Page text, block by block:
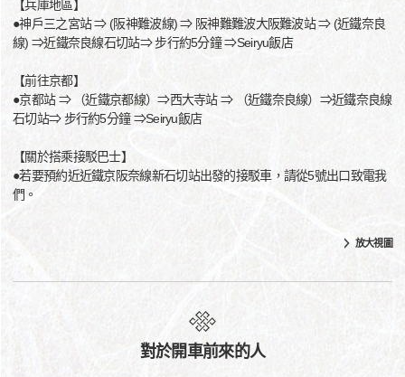
【兵庫地區】
●神戶三之宮站 ⇒ (阪神難波線) ⇒ 阪神難難波大阪難波站 ⇒ (近鐵奈良
線) ⇒近鐵奈良線石切站⇒ 步行約5分鐘 ⇒Seiryu飯店
【前往京都】
●京都站 ⇒ （近鐵京都線）⇒西大寺站 ⇒ （近鐵奈良線）⇒近鐵奈良線
石切站⇒ 步行約5分鐘 ⇒Seiryu飯店
【關於搭乘接駁巴士】
●若要預約近近鐵京阪奈線新石切站出發的接駁車，請從5號出口致電我
們。
放大視圖
對於開車前來的人